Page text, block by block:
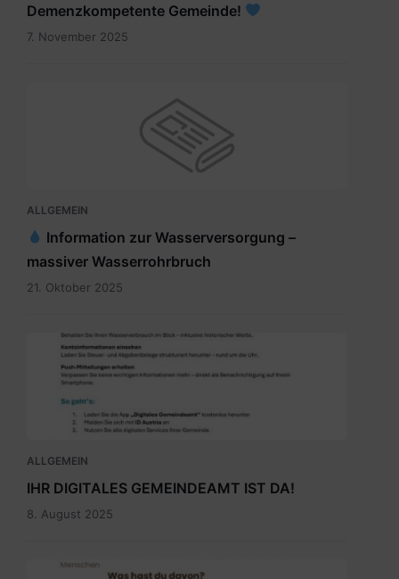
Demenzkompetente Gemeinde!
7. November 2025
ALLGEMEIN
Information zur Wasserversorgung –
massiver Wasserrohrbruch
21. Oktober 2025
Digitales
Gemeindeamt_Pressetext.pdf
ALLGEMEIN
IHR DIGITALES GEMEINDEAMT IST DA!
8. August 2025
Ehrenamtbewerbung